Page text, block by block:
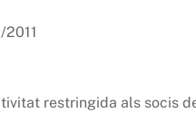
restringida als socis